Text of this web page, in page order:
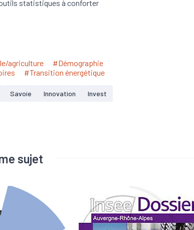
statistiques à conforter
agriculture
#Démographie
#Transition énergétique
Savoie Innovation Invest
sujet